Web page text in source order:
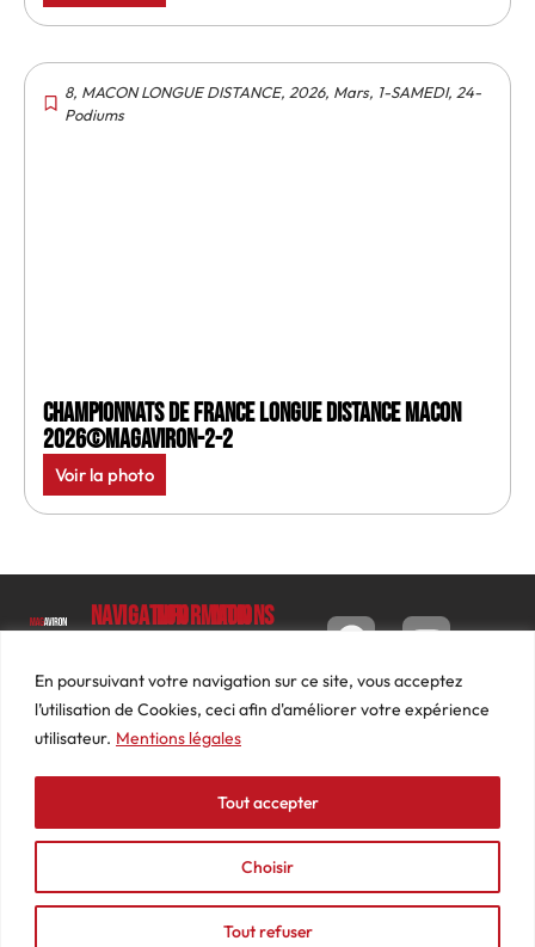
En poursuivant votre navigation sur ce site, vous acceptez
l’utilisation de Cookies, ceci afin d'améliorer votre expérience
utilisateur. Mentions légales
Choisir
Tout refuser
Tout accepter
8, MACON LONGUE DISTANCE, 2026, Mars, 1-SAMEDI, 24-
Podiums
Championnats de France longue distance Macon
2026©MagAviron-2-2
Voir la photo
Luc
Barbier
69640
74
87
Navigation
Le
Magazine
Photos
Actualités
Podcasts
Informations
Conditions
générales
de ventes
Mentions
légales
Mon
Tableau
de bord
Commandes
Adresses
Détails
du
compte